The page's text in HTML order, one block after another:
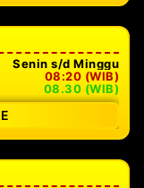
Senin s/d Minggu
08:20 (WIB)
08.30 (WIB)